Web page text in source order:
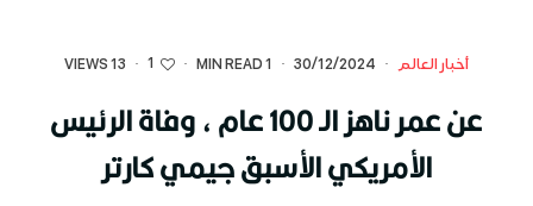
أخبار العالم ·
30/12/2024
·
1 MIN READ
·
1
·
13 VIEWS
عن عمر ناهز الـ 100 عام ، وفاة الرئيس
الأمريكي الأسبق جيمي كارتر